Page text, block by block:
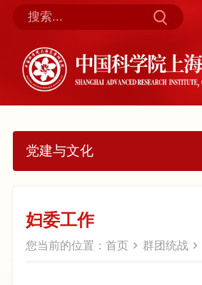
党建与文化
妇委工作
您当前的位置： 首页 群团统战